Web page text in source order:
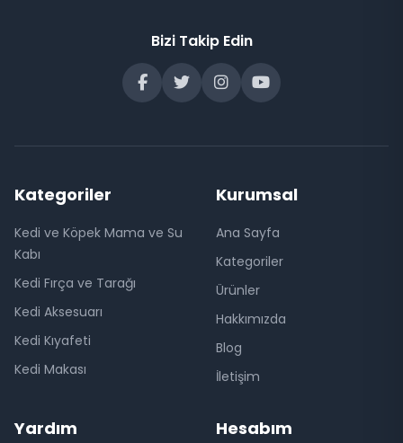
Bizi Takip Edin
Kategoriler
Kedi ve Köpek Mama ve Su
Kabı
Kedi Fırça ve Tarağı
Kedi Aksesuarı
Kedi Kıyafeti
Kedi Makası
Kurumsal
Ana Sayfa
Kategoriler
Ürünler
Hakkımızda
Blog
İletişim
Yardım Hesabım